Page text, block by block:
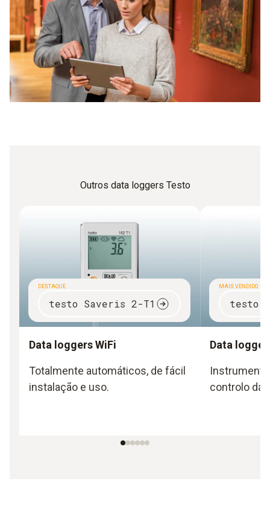
trabalho sem necessidade de assistência. O dispositivo irá
verificar os valores em intervalos periódicos e emitirá um
alarme se estes valores forem excedidos.
Quando é que faz sentido utilizar um registador de
dados luminosos com um alarme?
Especificações rigorosas dos valores limites
aparelhos que podem ser combináveis entre si. Isso é
interessante se você desejar medir não apenas o nível de
radiação UV, mas também a temperatura ou a humidade.
Outros data loggers Testo
DESTAQUE
testo Saveris 2-T1
Data loggers WiFi
Totalmente automáticos, de fácil
instalação e uso.
MAIS VENDIDO
testo
Data
controlo da